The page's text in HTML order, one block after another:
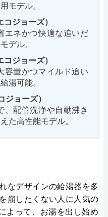
モデル。
ジョーズ）
エネかつ快適な追いだ
デル。
ジョーズ）
容量かつマイルド追い
湯可能。
ョーズ）
、配管洗浄や自動沸き
た高性能モデル。
なデザインの給湯器を多
崩したくない人に人気の
よって、お湯を出し始め